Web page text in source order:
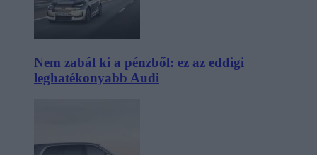
Nem zabál ki a pénzből: ez az eddigi
leghatékonyabb Audi